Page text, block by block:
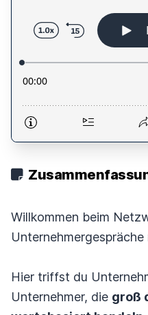
Willkommen beim
Hier triffst du
Unternehmer, die groß